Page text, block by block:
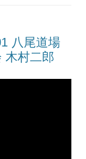
八尾道場
木村二郎